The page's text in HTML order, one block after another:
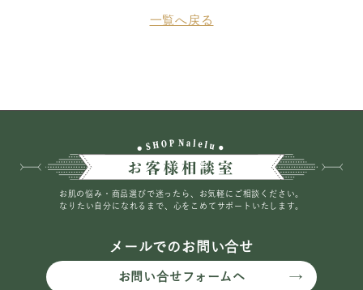
一覧へ戻る
お肌の悩み・商品選びで迷ったら、お気軽にご相談ください。
なりたい自分になれるまで、心をこめてサポートいたします。
メールでのお問い合せ
お問い合せフォームへ